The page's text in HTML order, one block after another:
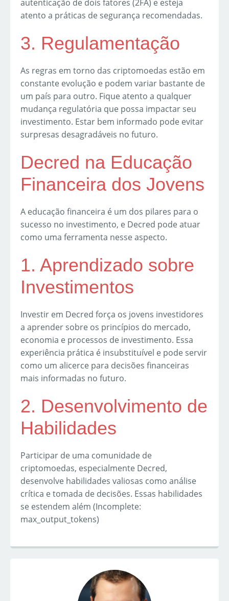
autenticação de dois fatores (2FA) e esteja
atento a práticas de segurança recomendadas.
3. Regulamentação
As regras em torno das criptomoedas estão em
constante evolução e podem variar bastante de
um país para outro. Fique atento a qualquer
mudança regulatória que possa impactar seu
investimento. Estar bem informado pode evitar
surpresas desagradáveis no futuro.
Decred na Educação
Financeira dos Jovens
A educação financeira é um dos pilares para o
sucesso no investimento, e Decred pode atuar
como uma ferramenta nesse aspecto.
1. Aprendizado sobre
Investimentos
Investir em Decred força os jovens investidores
a aprender sobre os princípios do mercado,
economia e processos de investimento. Essa
experiência prática é insubstituível e pode servir
como um alicerce para decisões financeiras
mais informadas no futuro.
2. Desenvolvimento de
Habilidades
Participar de uma comunidade de
criptomoedas, especialmente Decred,
desenvolve habilidades valiosas como análise
crítica e tomada de decisões. Essas habilidades
se estendem além (Incomplete:
max_output_tokens)